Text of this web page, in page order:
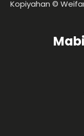
Kopiyahan ©